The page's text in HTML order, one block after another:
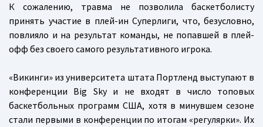
К сожалению, травма не позволила баскетболисту
принять участие в плей-ин Суперлиги, что, безусловно,
повлияло и на результат команды, не попавшей в плей-
офф без своего самого результативного игрока.
«Викинги» из университета штата Портленд выступают в
конференции Big Sky и не входят в число топовых
баскетбольных программ США, хотя в минувшем сезоне
стали первыми в конференции по итогам «регулярки». Их